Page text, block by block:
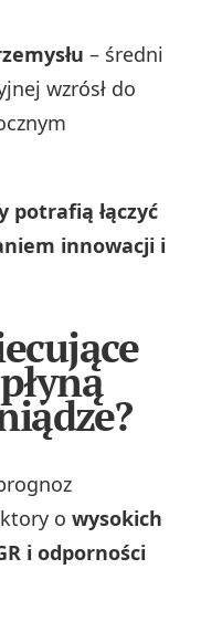
– średni
wzrósł do
potrafią łączyć
innowacji i
owysokich
i odporności